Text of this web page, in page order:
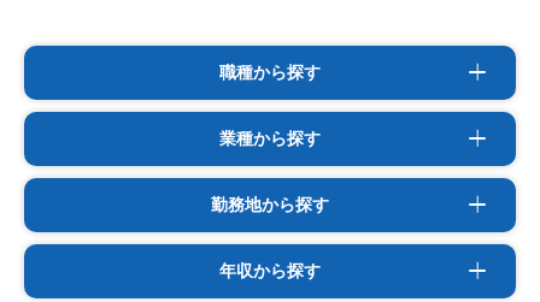
職種から探す
業種から探す
勤務地から探す
年収から探す